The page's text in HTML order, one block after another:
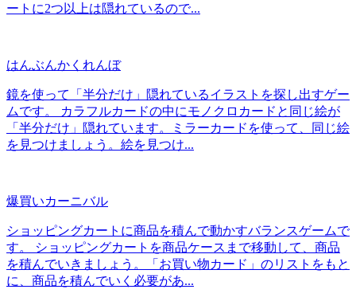
ートに2つ以上は隠れているので...
はんぶんかくれんぼ
鏡を使って「半分だけ」隠れているイラストを探し出すゲー
ムです。 カラフルカードの中にモノクロカードと同じ絵が
「半分だけ」隠れています。ミラーカードを使って、同じ絵
を見つけましょう。絵を見つけ...
爆買いカーニバル
ショッピングカートに商品を積んで動かすバランスゲームで
す。 ショッピングカートを商品ケースまで移動して、商品
を積んでいきましょう。「お買い物カード」のリストをもと
に、商品を積んでいく必要があ...